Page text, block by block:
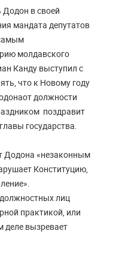
Додон в своей
мандата депутатов
молдавского
Канду выступил с
что к Новому году
должности
поздравит
государства.
Додона «незаконным
Конституцию,
лиц
практикой, или
деле вызревает